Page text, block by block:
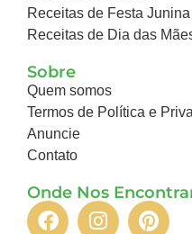
Receitas de Festa Junina
Receitas de Dia das
Sobre
Quem somos
Termos de Política e
Anuncie
Contato
Onde Nos